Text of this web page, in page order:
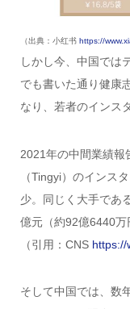
（出典：小红书https://
しかし今、中国では
でも書いた通り健康
なり、若者のインス
2021年の中間業績報
（Tingyi）のインス
少。同じく大手であ
億元（約92億6440万
（引用：CNS https://
そして中国では、数